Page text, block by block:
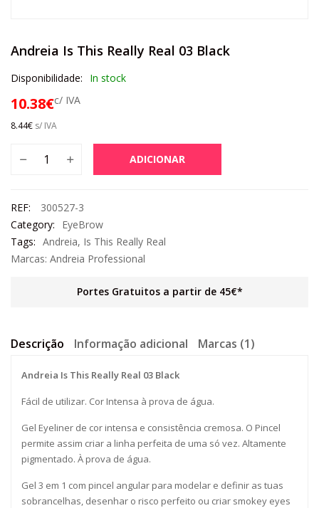
Andreia Is This Really Real 03 Black
Disponibilidade: In stock
10.38€c/ IVA
8.44€ s/ IVA
ADICIONAR
REF:
300527-3
Category:
EyeBrow
Tags: Andreia, Is This Really Real
Marcas: Andreia Professional
Portes Gratuitos a partir de 45€*
Descrição Informação adicional Marcas (1)
Andreia Is This Really Real 03 Black
Fácil de utilizar. Cor Intensa à prova de água.
Gel Eyeliner de cor intensa e consistência cremosa. O Pincel
permite assim criar a linha perfeita de uma só vez. Altamente
pigmentado. À prova de água.
Gel 3 em 1 com pincel angular para modelar e definir as tuas
sobrancelhas, desenhar o risco perfeito ou criar smokey eyes